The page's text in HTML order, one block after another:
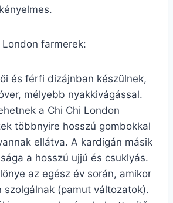
farmerek:
és férfi dizájnban készülnek,
mélyebb nyakkivágással.
a Chi Chi London
többnyire hosszú gombokkal
ellátva. A kardigán másik
a hosszú ujjú és csuklyás.
az egész év során, amikor
szolgálnak (pamut változatok).